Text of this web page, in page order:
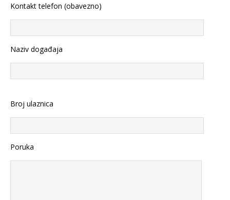
Kontakt telefon (obavezno)
Naziv događaja
Broj ulaznica
Poruka